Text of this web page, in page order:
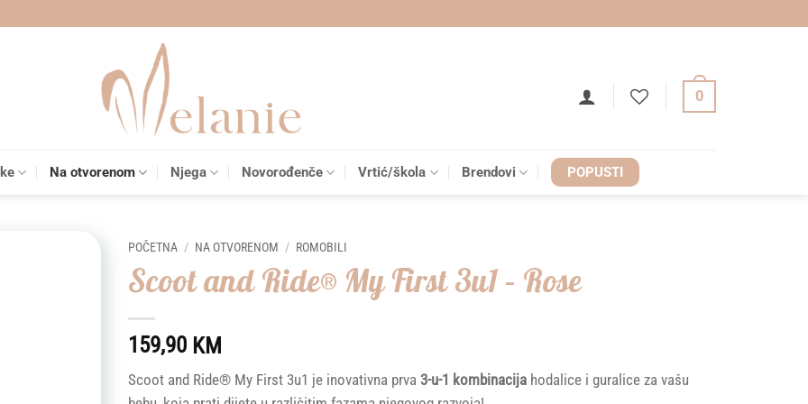
0
Na otvorenom Njega Novorođenče Vrtić/škola Brendovi POPUSTI
POČETNA / NA OTVORENOM / ROMOBILI
Scoot and Ride® My First 3u1 – Rose
159,90 KM
Scoot and Ride® My First 3u1 je inovativna prva 3-u-1 kombinacijahodalice i guralice za vašu